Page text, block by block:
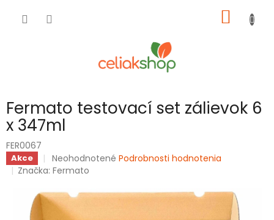
KOŠÍK
Fermato testovací set zálievok 6
x 347ml
FER0067
Akce
Priemerné
hodnotenie
je
0,0
Neohodnotené Podrobnosti hodnotenia
Značka:Fermato